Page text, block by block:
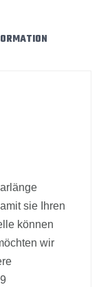
sie Ihren
können
wir